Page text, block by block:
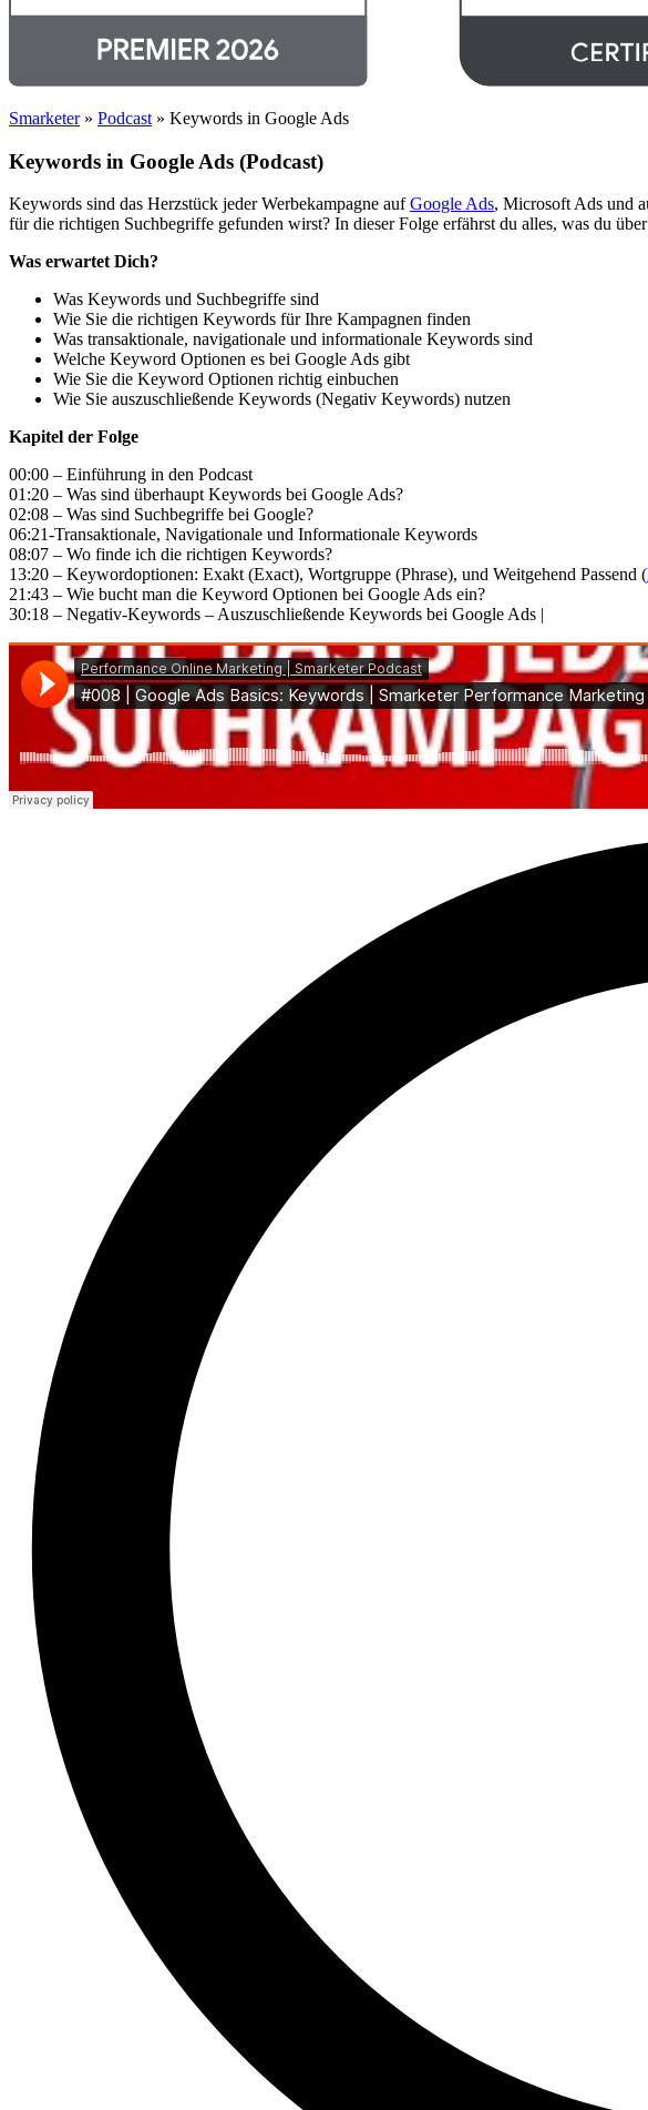
Smarketer» Podcast » Keywords in Google Ads
Keywords in Google Ads (Podcast)
Keywords sind das Herzstück jeder Werbekampagne aufGoogle Ads, Microsoft Ads und
für die richtigen Suchbegriffe gefunden wirst? In dieser Folge erfährst du alles, was du
Was erwartet Dich?
Was Keywords und Suchbegriffe sind
Wie Sie die richtigen Keywords für Ihre Kampagnen finden
Was transaktionale, navigationale und informationale Keywords sind
Welche Keyword Optionen es bei Google Ads gibt
Wie Sie die Keyword Optionen richtig einbuchen
Wie Sie auszuschließende Keywords (Negativ Keywords) nutzen
Kapitel der Folge
00:00 – Einführung in den Podcast
01:20 – Was sind überhaupt Keywords bei Google Ads?
02:08 – Was sind Suchbegriffe bei Google?
06:21-Transaktionale, Navigationale und Informationale Keywords
08:07 – Wo finde ich die richtigen Keywords?
13:20 – Keywordoptionen: Exakt (Exact), Wortgruppe (Phrase), und Weitgehend Passend (
21:43 – Wie bucht man die Keyword Optionen bei Google Ads ein?
30:18 – Negativ-Keywords – Auszuschließende Keywords bei Google Ads |